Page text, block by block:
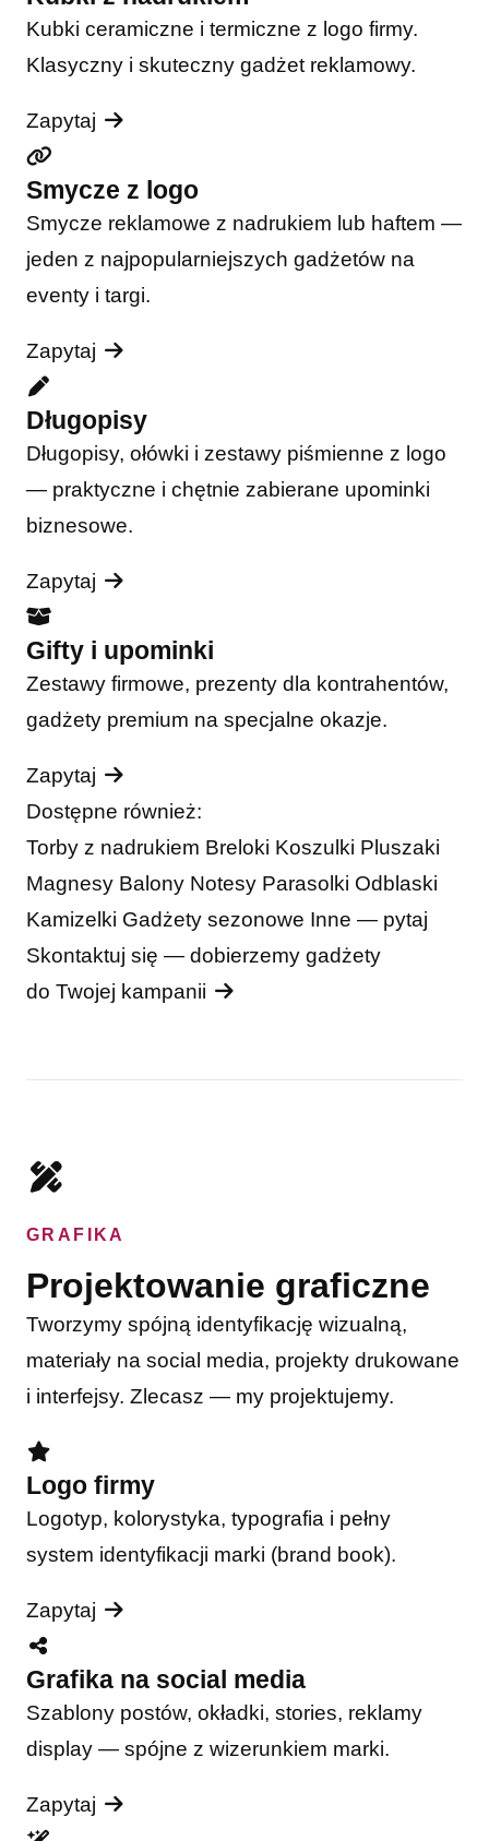
Kubki ceramiczne i termiczne z logo firmy.
Klasyczny i skuteczny gadżet reklamowy.
Zapytaj
Smycze z logo
Smycze reklamowe z nadrukiem lub haftem —
jeden z najpopularniejszych gadżetów na
eventy i targi.
Zapytaj
Długopisy
Długopisy, ołówki i zestawy piśmienne z logo
— praktyczne i chętnie zabierane upominki
biznesowe.
Zapytaj
Gifty i upominki
Zestawy firmowe, prezenty dla kontrahentów,
gadżety premium na specjalne okazje.
Zapytaj
Dostępne również:
Torby z nadrukiem Breloki Koszulki Pluszaki
Magnesy Balony Notesy Parasolki Odblaski
Kamizelki Gadżety sezonowe Inne — pytaj
Skontaktuj się — dobierzemy gadżety
do Twojej kampanii
GRAFIKA
Projektowanie graficzne
Tworzymy spójną identyfikację wizualną,
materiały na social media, projekty drukowane
i interfejsy. Zlecasz — my projektujemy.
Logo firmy
Logotyp, kolorystyka, typografia i pełny
system identyfikacji marki (brand book).
Zapytaj
Grafika na social media
Szablony postów, okładki, stories, reklamy
display — spójne z wizerunkiem marki.
Zapytaj